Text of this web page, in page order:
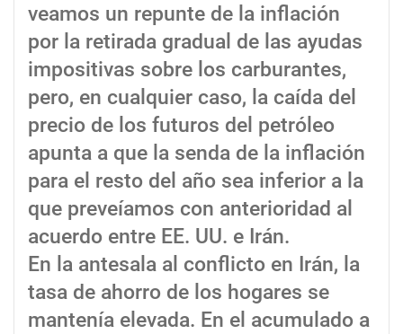
veamos un repunte de la inflación
por la retirada gradual de las ayudas
impositivas sobre los carburantes,
pero, en cualquier caso, la caída del
precio de los futuros del petróleo
apunta a que la senda de la inflación
para el resto del año sea inferior a la
que preveíamos con anterioridad al
acuerdo entre EE. UU. e Irán.
En la antesala al conflicto en Irán, la
tasa de ahorro de los hogares se
mantenía elevada. En el acumulado a